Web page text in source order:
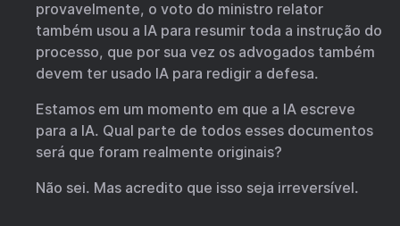
provavelmente, o voto do ministro relator
também usou a IA para resumir toda a instrução do
processo, que por sua vez os advogados também
devem ter usado IA para redigir a defesa.
Estamos em um momento em que a IA escreve
para a IA. Qual parte de todos esses documentos
será que foram realmente originais?
Não sei. Mas acredito que isso seja irreversível.